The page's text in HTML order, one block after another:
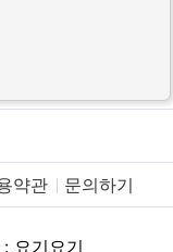
약관 문의하기
요기요기